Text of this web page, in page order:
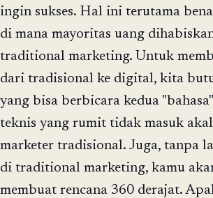
ingin sukses. Hal ini terutama
di mana mayoritas uang
traditional marketing. Untuk
dari tradisional ke digital, kita
yang bisa berbicara kedua
teknis yang rumit tidak masuk
marketer tradisional. Juga, tanpa
di traditional marketing, kamu
membuat rencana 360 derajat.